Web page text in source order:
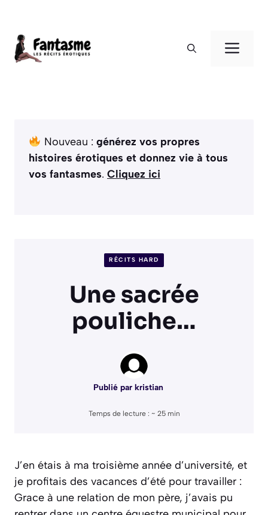
contenu
Nouveau : générez vos propres
histoires érotiques et donnez vie à tous
vos fantasmes. Cliquez ici
RÉCITS HARD
Une sacrée
pouliche…
Publié par kristian
Temps de lecture : ~ 25min
J’en étais à ma troisième année d’université, et
je profitais des vacances d’été pour travailler :
Grace à une relation de mon père, j’avais pu